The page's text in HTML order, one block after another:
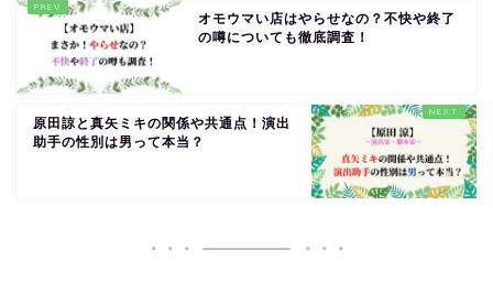
オモウマい店はやらせなの？不快や終了
の噂についても徹底調査！
原田諒と真矢ミキの関係や共通点！演出
助手の性別は男って本当？